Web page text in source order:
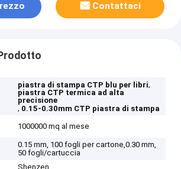
Contattaci
piastra di stampa CTP blu per libri,
piastra CTP termica ad alta
precisione
, 0.15-0.30mm CTP piastra di stampa
1000000 mq al mese
0.15 mm, 100 fogli per cartone,0.30 mm,
50 fogli/cartuccia
Shenzen